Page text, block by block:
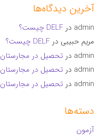
آخرین دیدگاه‌ها
admin درDELF چیست؟
مریم حبیبی درDELF چیست؟
admin در تحصیل در مجارستان
admin در تحصیل در مجارستان
admin در تحصیل در مجارستان
دسته‌ها
آزمون